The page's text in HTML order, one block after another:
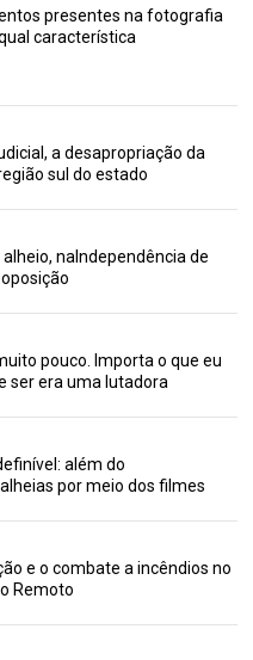
presentes na fotografia
característica
a desapropriação da
sul do estado
naIndependência de
pouco. Importa o que eu
ser era uma lutadora
além do
por meio dos filmes
e o combate a incêndios no
Remoto